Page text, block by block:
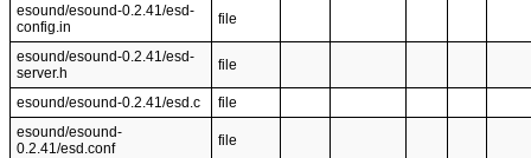
esound/esound-0.2.41/esd-
config.in
file
esound/esound-0.2.41/esd-
server.h
file
esound/esound-0.2.41/esd.c
file
esound/esound-
0.2.41/esd.conf
file